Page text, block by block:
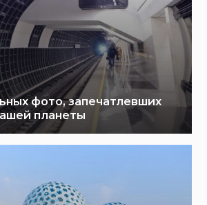
фото, запечатлевших
планеты